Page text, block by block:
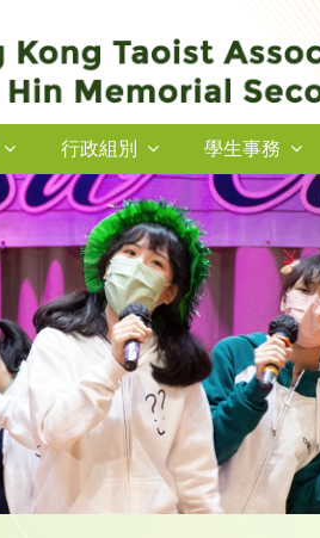
行政組別 學生事務